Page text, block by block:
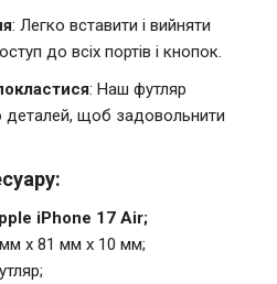
: Легко вставити і вийняти
до всіх портів і кнопок.
: Наш футляр
деталей, щоб задовольнити
iPhone 17 Air;
x 81 мм x 10 мм;